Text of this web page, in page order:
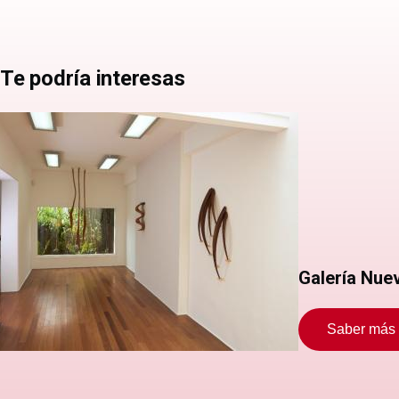
Te podría interesas
Galería
Saber más